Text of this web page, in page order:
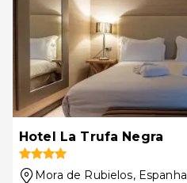
Hotel La Trufa Negra
Mora de Rubielos, Espanha